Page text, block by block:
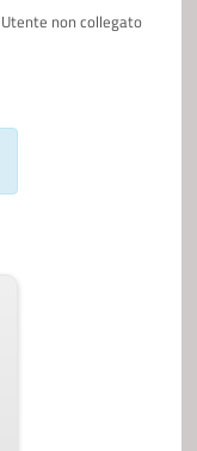
Utente non collegato